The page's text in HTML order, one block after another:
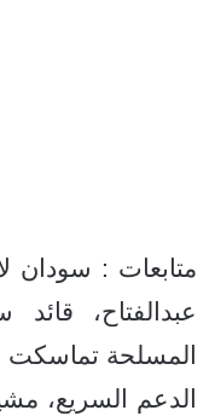
متابعات : سودان
عبدالفتاح،
المسلحة تماسكت
الدعم السريع،